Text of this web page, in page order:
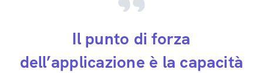
Il punto di forza
dell’applicazione è la capacità